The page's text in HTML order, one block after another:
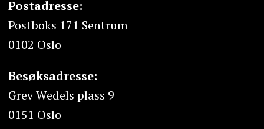
Postadresse:
Postboks 171 Sentrum
0102 Oslo
Besøksadresse:
Grev Wedels plass 9
0151 Oslo